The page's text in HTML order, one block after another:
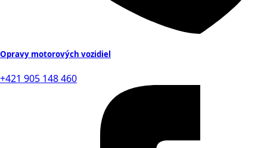
Opravy motorových vozidiel
+421 905 148 460